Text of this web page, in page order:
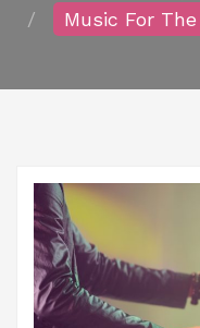
Music For